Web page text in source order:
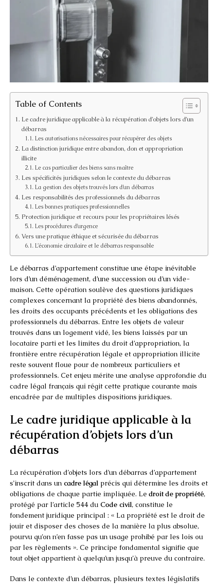
Table of Contents
Le cadre juridique applicable à la récupération d’objets lors d’un
débarras
Les autorisations nécessaires pour récupérer des objets
La distinction juridique entre abandon, don et appropriation
illicite
Le cas particulier des biens sans maître
Les spécificités juridiques selon le contexte du débarras
La gestion des objets trouvés lors d’un débarras
Les responsabilités des professionnels du débarras
Les bonnes pratiques professionnelles
Protection juridique et recours pour les propriétaires lésés
Les procédures d’urgence
Vers une pratique éthique et sécurisée du débarras
L’économie circulaire et le débarras responsable
Le débarras d’appartement constitue une étape inévitable
lors d’un déménagement, d’une succession ou d’un vide-
maison. Cette opération soulève des questions juridiques
complexes concernant la propriété des biens abandonnés,
les droits des occupants précédents et les obligations des
professionnels du débarras. Entre les objets de valeur
trouvés dans un logement vidé, les biens laissés par un
locataire parti et les limites du droit d’appropriation, la
frontière entre récupération légale et appropriation illicite
reste souvent floue pour de nombreux particuliers et
professionnels. Cet enjeu mérite une analyse approfondie du
cadre légal français qui régit cette pratique courante mais
encadrée par de multiples dispositions juridiques.
Le cadre juridique applicable à la
récupération d’objets lors d’un
débarras
La récupération d’objets lors d’un débarras d’appartement
s’inscrit dans un cadre légal précis qui détermine les droits et
obligations de chaque partie impliquée. Le droit de propriété,
protégé par l’article 544 du Code civil, constitue le
fondement juridique principal : « La propriété est le droit de
jouir et disposer des choses de la manière la plus absolue,
pourvu qu’on n’en fasse pas un usage prohibé par les lois ou
par les règlements ». Ce principe fondamental signifie que
tout objet appartient à quelqu’un jusqu’à preuve du contraire.
Dans le contexte d’un débarras, plusieurs textes législatifs